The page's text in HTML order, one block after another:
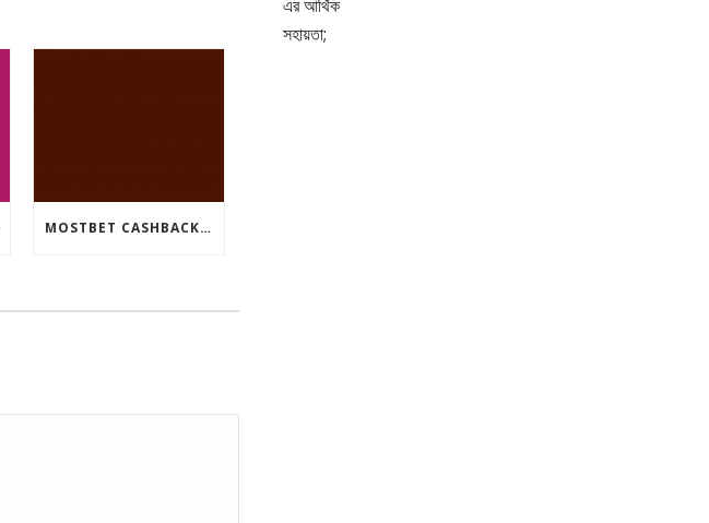
MOSTBET CASHBACK: HANGI OYUNLAR SIZI DAHA ÇOX QAZANA BILƏR?